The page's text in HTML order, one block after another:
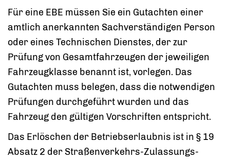
Für eine EBE müssen Sie ein Gutachten einer
amtlich anerkannten Sachverständigen Person
oder eines Technischen Dienstes, der zur
Prüfung von Gesamtfahrzeugen der jeweiligen
Fahrzeugklasse benannt ist, vorlegen. Das
Gutachten muss belegen, dass die notwendigen
Prüfungen durchgeführt wurden und das
Fahrzeug den gültigen Vorschriften entspricht.
Das Erlöschen der Betriebserlaubnis ist in § 19
Absatz 2 der Straßenverkehrs-Zulassungs-